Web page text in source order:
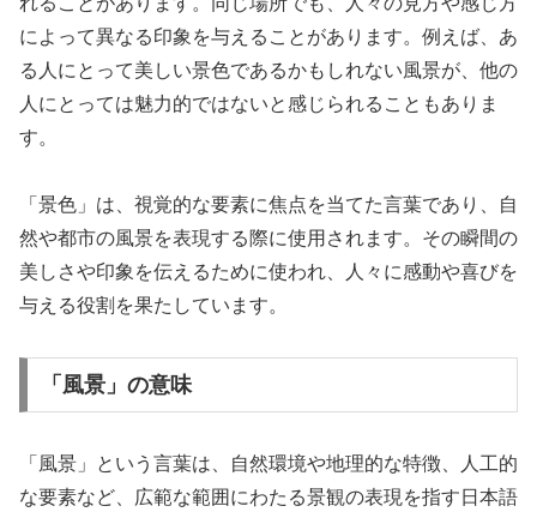
によって異なる印象を与えることがあります。例えば、あ
る人にとって美しい景色であるかもしれない風景が、他の
人にとっては魅力的ではないと感じられることもありま
す。
「景色」は、視覚的な要素に焦点を当てた言葉であり、自
然や都市の風景を表現する際に使用されます。その瞬間の
美しさや印象を伝えるために使われ、人々に感動や喜びを
与える役割を果たしています。
「風景」の意味
「風景」という言葉は、自然環境や地理的な特徴、人工的
な要素など、広範な範囲にわたる景観の表現を指す日本語